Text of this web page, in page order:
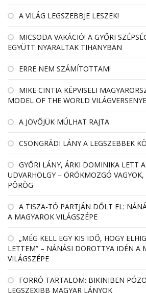
A VILÁG LEGSZEBBJE LESZEK!
MICSODA VAKÁCIÓ! A GYŐRI
EGYÜTT NYARALTAK TIHANYBAN
ERRE NEM SZÁMÍTOTTAM!
MIKE CINTIA KÉPVISELI
MODEL OF THE WORLD
A JÖVŐJÜK MÚLHAT RAJTA
CSONGRÁDI LÁNY A LEGSZEBBEK
GYŐRI LÁNY, ÁRKI DOMINIKA LETT
UDVARHÖLGY – ÖRÖKMOZGÓ VAGYOK,
PÖRÖG
A TISZA-TÓ PARTJÁN DŐLT EL:
A MAGYAROK VILÁGSZÉPE
„MÉG KELL EGY KIS IDŐ, HOGY
LETTEM” – NÁNÁSI DOROTTYA IDÉN A
VILÁGSZÉPE
FORRÓ TARTALOM: BIKINIBEN
LEGSZEXIBB MAGYAR LÁNYOK